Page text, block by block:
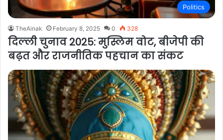
Politics
TheAinak February 8, 2025 0 328
दिल्ली चुनाव 2025: मुस्लिम वोट, बीजेपी की
बढ़त और राजनीतिक पहचान का संकट